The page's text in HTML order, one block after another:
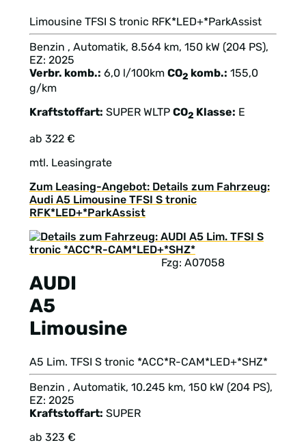
Limousine TFSI S tronic RFK*LED+*ParkAssist
Benzin , Automatik, 8.564 km, 150 kW (204 PS),
EZ: 2025
Verbr. komb.: 6,0 l/100km CO2 komb.: 155,0
g/km
Kraftstoffart: SUPER WLTP CO2 Klasse: E
ab 322 €
mtl. Leasingrate
Zum Leasing-Angebot: Details zum Fahrzeug:
Audi A5 Limousine TFSI S tronic
RFK*LED+*ParkAssist
AUDI
A5
Limousine
Fzg: A07058
A5 Lim. TFSI S tronic *ACC*R-CAM*LED+*SHZ*
Benzin , Automatik, 10.245 km, 150 kW (204 PS),
EZ: 2025
Kraftstoffart: SUPER
ab 323 €